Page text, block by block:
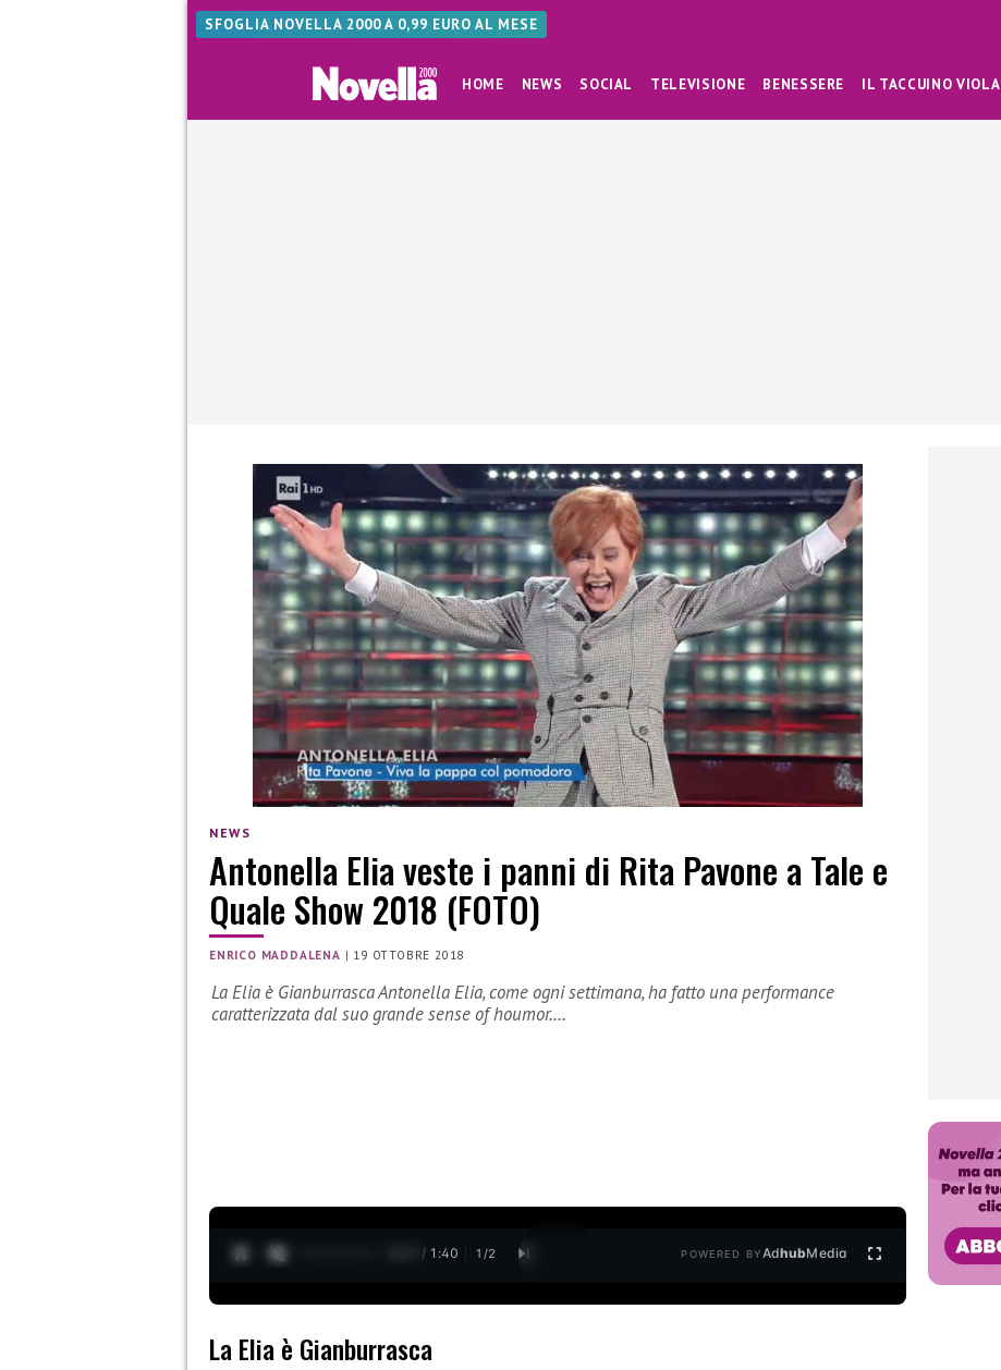
SFOGLIA NOVELLA 2000 A 0,99 EURO AL MESE
HOME NEWS SOCIAL TELEVISIONE BENESSERE IL TACCUINO VIOLA
NEWS
Antonella Elia veste i panni di Rita Pavone a Tale e
Quale Show 2018 (FOTO)
ENRICO MADDALENA | 19 OTTOBRE 2018
La Elia è Gianburrasca Antonella Elia, come ogni settimana, ha fatto una performance
caratterizzata dal suo grande sense of houmor.…
0:28 / 1:40 1 /2 POWERED BYAdhubMedia
La Elia è Gianburrasca